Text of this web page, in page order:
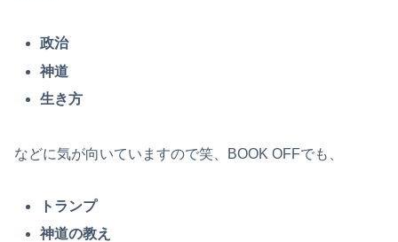
政治
神道
生き方
などに気が向いていますので笑、BOOK OFFでも、
トランプ
神道の教え